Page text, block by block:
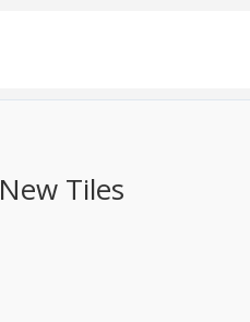
Tiles